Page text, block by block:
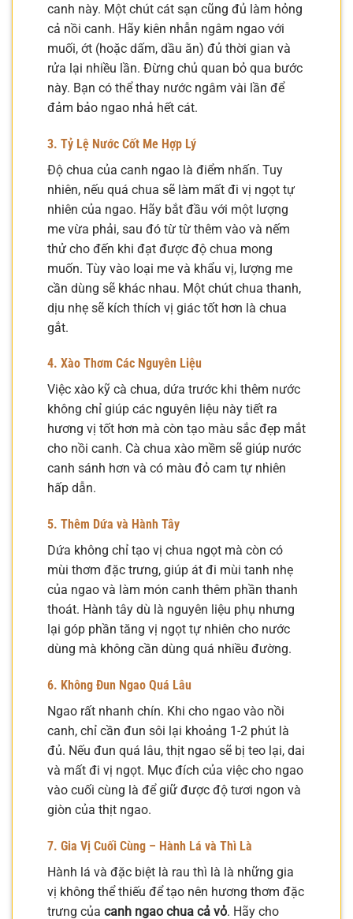
canh này. Một chút cát sạn cũng đủ làm hỏng
cả nồi canh. Hãy kiên nhẫn ngâm ngao với
muối, ớt (hoặc dấm, dầu ăn) đủ thời gian và
rửa lại nhiều lần. Đừng chủ quan bỏ qua bước
này. Bạn có thể thay nước ngâm vài lần để
đảm bảo ngao nhả hết cát.
3. Tỷ Lệ Nước Cốt Me Hợp Lý
Độ chua của canh ngao là điểm nhấn. Tuy
nhiên, nếu quá chua sẽ làm mất đi vị ngọt tự
nhiên của ngao. Hãy bắt đầu với một lượng
me vừa phải, sau đó từ từ thêm vào và nếm
thử cho đến khi đạt được độ chua mong
muốn. Tùy vào loại me và khẩu vị, lượng me
cần dùng sẽ khác nhau. Một chút chua thanh,
dịu nhẹ sẽ kích thích vị giác tốt hơn là chua
gắt.
4. Xào Thơm Các Nguyên Liệu
Việc xào kỹ cà chua, dứa trước khi thêm nước
không chỉ giúp các nguyên liệu này tiết ra
hương vị tốt hơn mà còn tạo màu sắc đẹp mắt
cho nồi canh. Cà chua xào mềm sẽ giúp nước
canh sánh hơn và có màu đỏ cam tự nhiên
hấp dẫn.
5. Thêm Dứa và Hành Tây
Dứa không chỉ tạo vị chua ngọt mà còn có
mùi thơm đặc trưng, giúp át đi mùi tanh nhẹ
của ngao và làm món canh thêm phần thanh
thoát. Hành tây dù là nguyên liệu phụ nhưng
lại góp phần tăng vị ngọt tự nhiên cho nước
dùng mà không cần dùng quá nhiều đường.
6. Không Đun Ngao Quá Lâu
Ngao rất nhanh chín. Khi cho ngao vào nồi
canh, chỉ cần đun sôi lại khoảng 1-2 phút là
đủ. Nếu đun quá lâu, thịt ngao sẽ bị teo lại, dai
và mất đi vị ngọt. Mục đích của việc cho ngao
vào cuối cùng là để giữ được độ tươi ngon và
giòn của thịt ngao.
7. Gia Vị Cuối Cùng – Hành Lá và Thì Là
Hành lá và đặc biệt là rau thì là là những gia
vị không thể thiếu để tạo nên hương thơm đặc
trưng của canh ngao chua cả vỏ. Hãy cho